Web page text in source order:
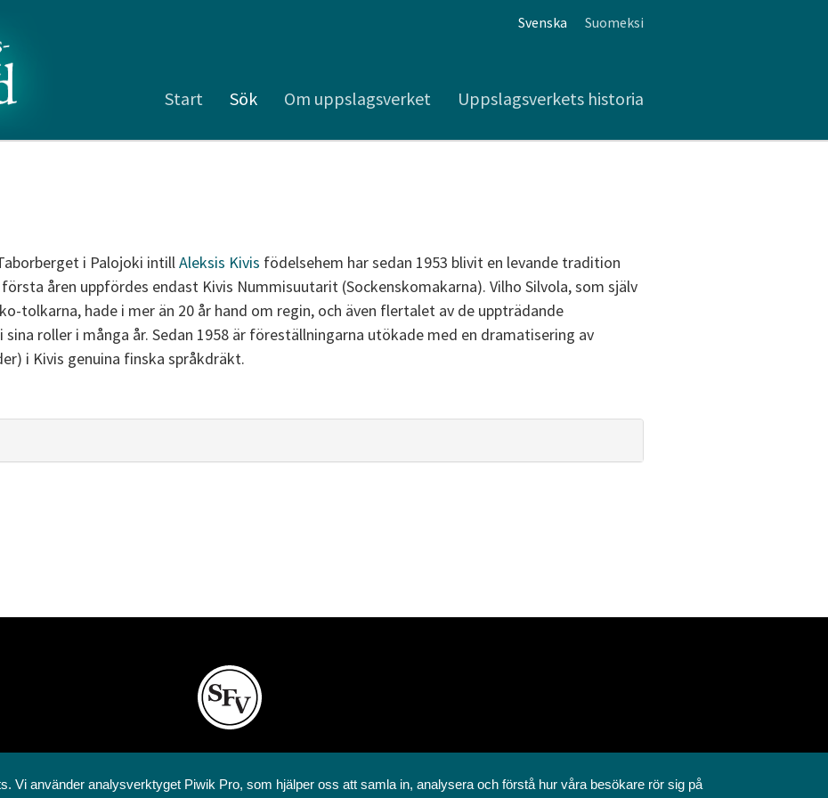
Svenska Suomeksi
Start Sök Om uppslagsverket Uppslagsverkets historia
i Palojoki intillAleksis Kivis födelsehem har sedan 1953 blivit en levande tradition
åren uppfördes endast Kivis Nummisuutarit (Sockenskomakarna). Vilho Silvola, som själv
tolkarna, hade i mer än 20 år hand om regin, och även flertalet av de uppträdande
roller i många år. Sedan 1958 är föreställningarna utökade med en dramatisering av
i Kivis genuina finska språkdräkt.
Annegatan 12
Vi använder analysverktyget Piwik Pro, som hjälper oss att samla in, analysera och förstå hur våra besökare rör sig på